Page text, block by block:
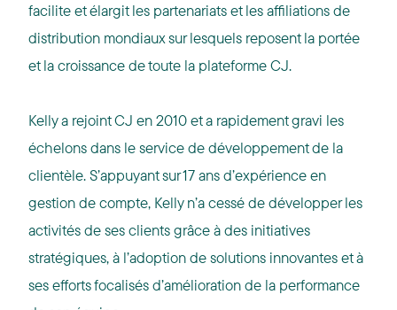
facilite et élargit les partenariats et les affiliations de
distribution mondiaux sur lesquels reposent la portée
et la croissance de toute la plateforme CJ.
Kelly a rejoint CJ en 2010 et a rapidement gravi les
échelons dans le service de développement de la
clientèle. S’appuyant sur 17 ans d’expérience en
gestion de compte, Kelly n’a cessé de développer les
activités de ses clients grâce à des initiatives
stratégiques, à l’adoption de solutions innovantes et à
ses efforts focalisés d’amélioration de la performance